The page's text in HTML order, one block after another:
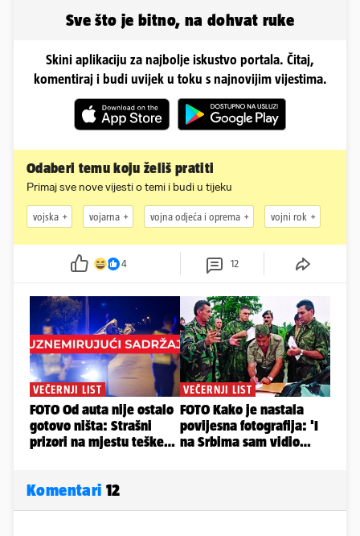
Sve što je bitno, na dohvat ruke
Skini aplikaciju za najbolje iskustvo portala. Čitaj,
komentiraj i budi uvijek u toku s najnovijim vijestima.
Odaberi temu koju želiš pratiti
Primaj sve nove vijesti o temi i budi u tijeku
vojska vojarna vojna odjeća i oprema vojni rok
4 12
Komentari 12